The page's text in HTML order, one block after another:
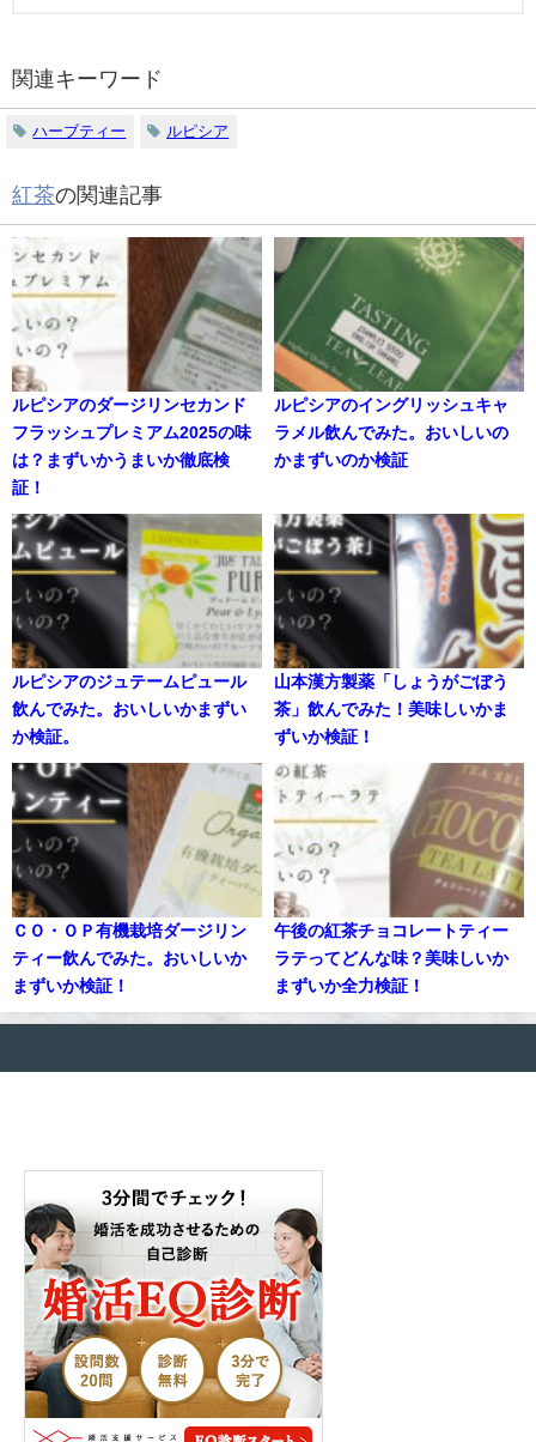
関連キーワード
ハーブティー ルピシア
紅茶の関連記事
ルピシアのダージリンセカンド
フラッシュプレミアム2025の味
は？まずいかうまいか徹底検
証！
ルピシアのイングリッシュキャ
ラメル飲んでみた。おいしいの
かまずいのか検証
ルピシアのジュテームピュール
飲んでみた。おいしいかまずい
か検証。
山本漢方製薬「しょうがごぼう
茶」飲んでみた！美味しいかま
ずいか検証！
ＣＯ・ＯＰ有機栽培ダージリン
ティー飲んでみた。おいしいか
まずいか検証！
午後の紅茶チョコレートティー
ラテってどんな味？美味しいか
まずいか全力検証！